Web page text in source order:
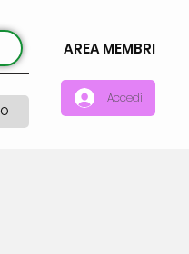
AREA MEMBRI
Accedi